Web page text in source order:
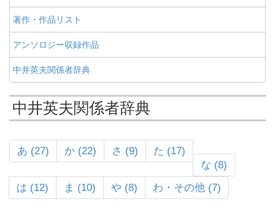
著作・作品リスト
アンソロジー収録作品
中井英夫関係者辞典
中井英夫関係者辞典
あ (27) か (22) さ (9)
た (17)
な (8)
は (12)
ま (10) や (8) わ・その他 (7)